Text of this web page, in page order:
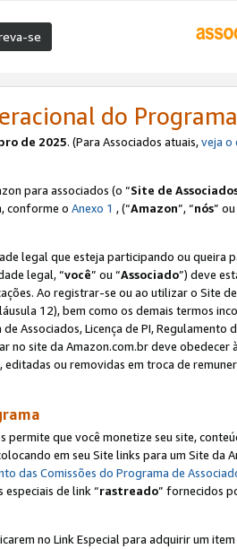
se
do
de 2025. (Para Associados atuais,veja o
para associados (o “Site de
conforme o Anexo 1 , (“Amazon”, “nós”
legal que esteja participando ou queira
legal, “você” ou “Associado”) deve
Ao registrar-se ou ao utilizar o Site
12), bem como os demais termos
Associados, Licença de PI,
no site da Amazon.com.br deve
editadas ou removidas em troca de
permite que você monetize seu site,
em seu Site links para um Site da
das Comissões do Programa de
de link “rastreado” fornecidos
no Link Especial para adquirir um